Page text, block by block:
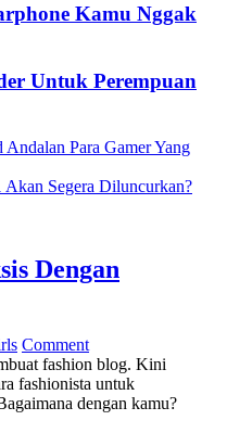
Kamu Nggak
Untuk Perempuan
Para Gamer Yang
Segera Diluncurkan?
Dengan
Comment
fashion blog. Kini
fashionista untuk
dengan kamu?